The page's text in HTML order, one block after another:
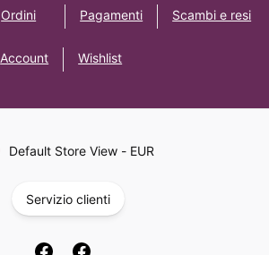
Ordini Pagamenti Scambi e resi
Account Wishlist
Default Store View- EUR
Servizio clienti